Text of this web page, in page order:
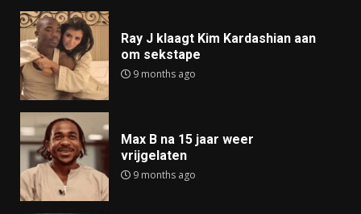
Ray J klaagt Kim Kardashian aan
om sekstape
9 months ago
Max B na 15 jaar weer
vrijgelaten
9 months ago